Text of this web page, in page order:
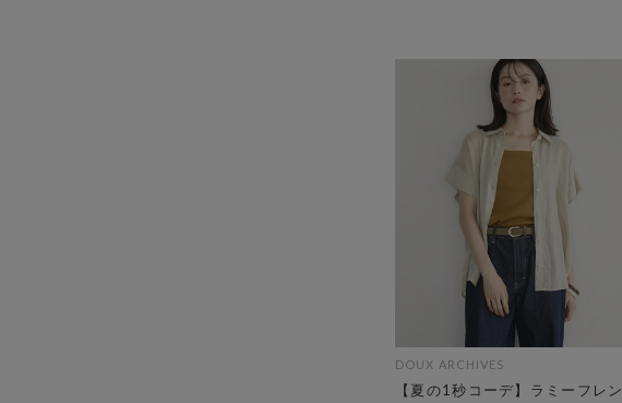
DOUX ARCHIVES
【夏の1秒コーデ】ラミーフレン